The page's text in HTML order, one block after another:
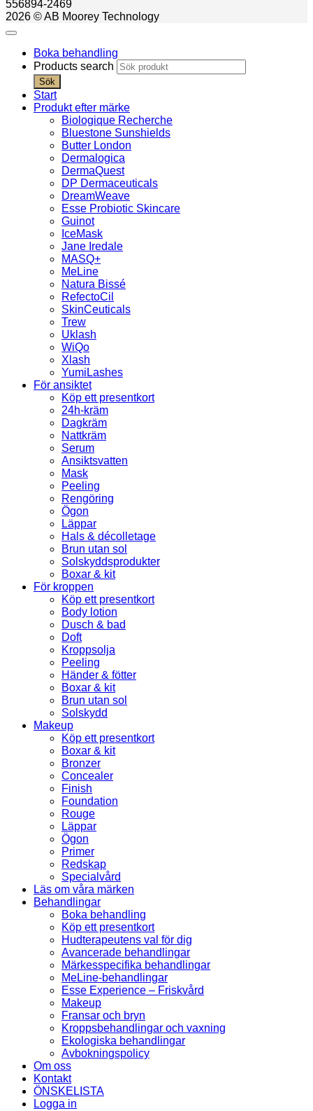
556894-2469
2026 © AB Moorey Technology
Boka behandling
Products search
Sök
Start
Produkt efter märke
Biologique Recherche
Bluestone Sunshields
Butter London
Dermalogica
DermaQuest
DP Dermaceuticals
DreamWeave
Esse Probiotic Skincare
Guinot
IceMask
Jane Iredale
MASQ+
MeLine
Natura Bissé
RefectoCil
SkinCeuticals
Trew
Uklash
WiQo
Xlash
YumiLashes
För ansiktet
Köp ett presentkort
24h-kräm
Dagkräm
Nattkräm
Serum
Ansiktsvatten
Mask
Peeling
Rengöring
Ögon
Läppar
Hals & décolletage
Brun utan sol
Solskyddsprodukter
Boxar & kit
För kroppen
Köp ett presentkort
Body lotion
Dusch & bad
Doft
Kroppsolja
Peeling
Händer & fötter
Boxar & kit
Brun utan sol
Solskydd
Makeup
Köp ett presentkort
Boxar & kit
Bronzer
Concealer
Finish
Foundation
Rouge
Läppar
Ögon
Primer
Redskap
Specialvård
Läs om våra märken
Behandlingar
Boka behandling
Köp ett presentkort
Hudterapeutens val för dig
Avancerade behandlingar
Märkesspecifika behandlingar
MeLine-behandlingar
Esse Experience – Friskvård
Makeup
Fransar och bryn
Kroppsbehandlingar och vaxning
Ekologiska behandlingar
Avbokningspolicy
Om oss
Kontakt
ÖNSKELISTA
Logga in